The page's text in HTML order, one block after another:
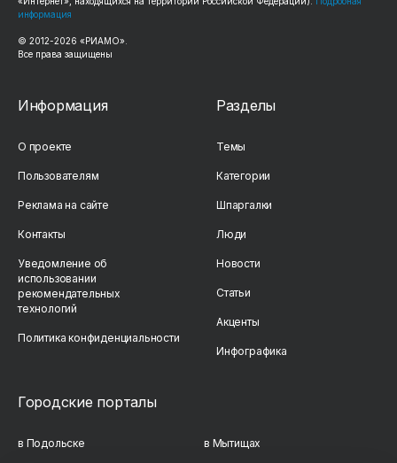
информация
© 2012-2026 «РИАМО».
Все права защищены
Информация
О проекте
Пользователям
Реклама на сайте
Контакты
Уведомление об
использовании
рекомендательных
технологий
Политика конфиденциальности
Разделы
Темы
Категории
Шпаргалки
Люди
Новости
Статьи
Акценты
Инфографика
Городские порталы
в Подольске в Мытищах